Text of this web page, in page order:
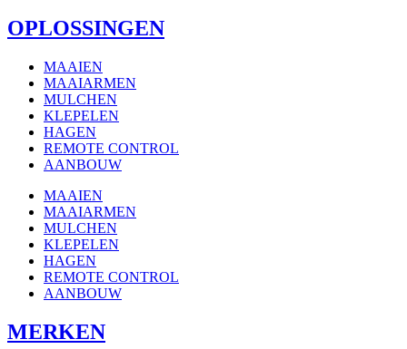
OPLOSSINGEN
MAAIEN
MAAIARMEN
MULCHEN
KLEPELEN
HAGEN
REMOTE CONTROL
AANBOUW
MAAIEN
MAAIARMEN
MULCHEN
KLEPELEN
HAGEN
REMOTE CONTROL
AANBOUW
MERKEN